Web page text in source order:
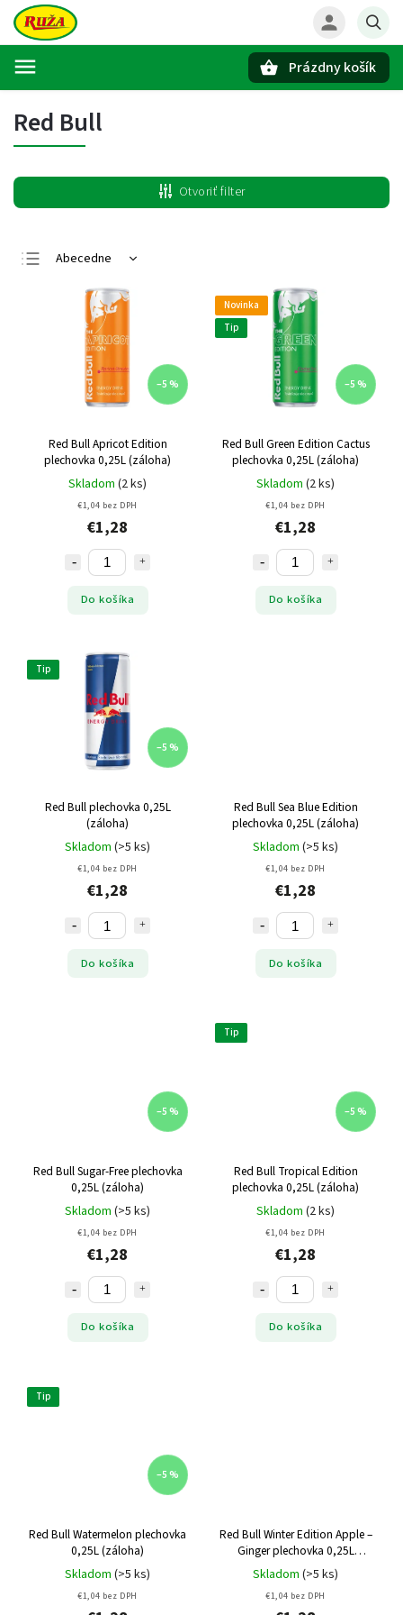
Prázdny košík
Red Bull
Otvoriť filter
Abecedne
Najlacnejšie
Najdrahšie
Najpredávanejšie
–5 %
Red Bull Apricot Edition
plechovka 0,25L (záloha)
Skladom (2 ks)
€1,04 bez DPH
€1,28
Do košíka
Novinka
Tip
–5 %
Red Bull Green Edition Cactus
plechovka 0,25L (záloha)
Skladom (2 ks)
€1,04 bez DPH
€1,28
Do košíka
Tip
–5 %
Red Bull plechovka 0,25L
(záloha)
Skladom (>5 ks)
€1,04 bez DPH
€1,28
Do košíka
Red Bull Sea Blue Edition
plechovka 0,25L (záloha)
Skladom (>5 ks)
€1,04 bez DPH
€1,28
Do košíka
–5 %
Red Bull Sugar-Free plechovka
0,25L (záloha)
Skladom (>5 ks)
€1,04 bez DPH
€1,28
Do košíka
Tip
–5 %
Red Bull Tropical Edition
plechovka 0,25L (záloha)
Skladom (2 ks)
€1,04 bez DPH
€1,28
Do košíka
Tip
–5 %
Red Bull Watermelon plechovka
0,25L (záloha)
Skladom (>5 ks)
€1,04 bez DPH
Red Bull Winter Edition Apple –
Ginger plechovka 0,25L
(záloha)
Skladom (>5 ks)
€1,04 bez DPH